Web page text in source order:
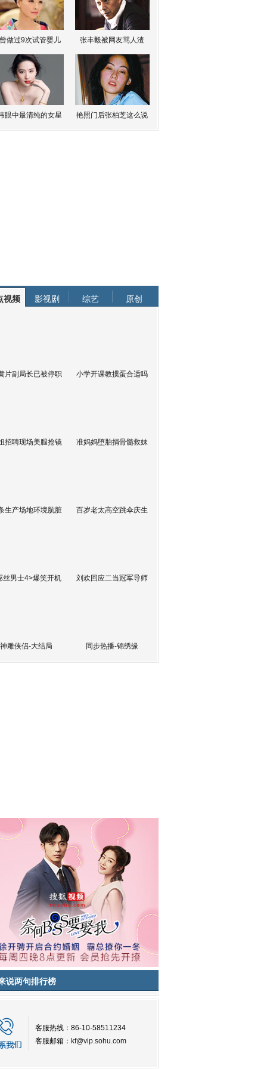
做过9次试管婴儿 张丰毅被网友骂人渣
眼中最清纯的女星 艳照门后张柏芝这么说
视频 影视剧 综艺 原创
片副局长已被停职 小学开课教掼蛋合适吗
招聘现场美腿抢镜 准妈妈堕胎捐骨髓救妹
生产场地环境肮脏 百岁老太高空跳伞庆生
丝男士4>爆笑开机 刘欢回应二当冠军导师
神雕侠侣-大结局 同步热播-锦绣缘
说两句排行榜
客服热线：86-10-58511234
客服邮箱： kf@vip.sohu.com